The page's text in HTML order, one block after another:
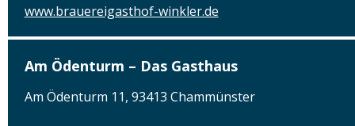
www.brauereigasthof-winkler.de
Am Ödenturm – Das Gasthaus
Am Ödenturm 11, 93413 Chammünster